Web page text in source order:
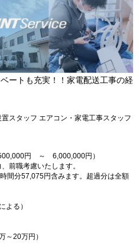
ートも充実！！家電配送工事の経
スタッフ エアコン・家電工事スタッフ
円 ～ 6,000,000円）
前職考慮いたします。
時間分57,075円含みます。超過分は全額
よる）
～20万円）